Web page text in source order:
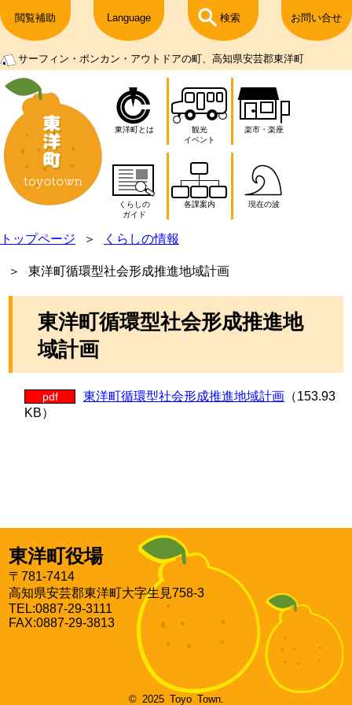
閲覧補助 Language 検索 お問い合せ
サーフィン・ポンカン・アウトドアの町、高知県安芸郡東洋町
東洋町とは
観光
イベント
楽市・楽座
くらしの
ガイド
各課案内 現在の波
トップページ くらしの情報
東洋町循環型社会形成推進地域計画
東洋町循環型社会形成推進地
域計画
pdf 東洋町循環型社会形成推進地域計画 （153.93
KB）
東洋町役場
〒781-7414
高知県安芸郡東洋町大字生見758-3
TEL:0887-29-3111
FAX:0887-29-3813
© 2025 Toyo Town.